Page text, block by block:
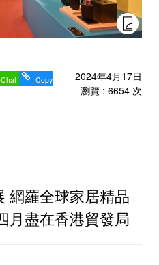
Copy
2024年4月17日
瀏覽 : 6654 次
網羅全球家居精品
月盡在香港貿發局